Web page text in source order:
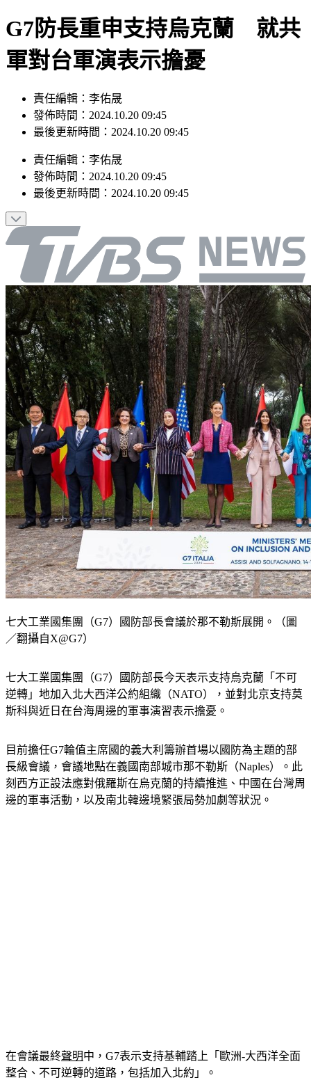
G7防長重申支持烏克蘭 就共
軍對台軍演表示擔憂
責任編輯：李佑晟
發佈時間：2024.10.20 09:45
責任編輯 ： 李佑晟
發佈時間：2024.10.20 09:45
七大工業國集團（G7）國防部長會議於那不勒斯展開。（圖
七大工業國集團（G7）國防部長今天表示支持烏克蘭「不可
逆轉」地加入北大西洋公約組織（NATO），並對北京支持莫
目前擔任G7輪值主席國的義大利籌辦首場以國防為主題的部
長級會議，會議地點在義國南部城市那不勒斯（Naples）。此
刻西方正設法應對俄羅斯在烏克蘭的持續推進、中國在台灣周
在會議最終聲明中，G7表示支持基輔踏上「歐洲-大西洋全面